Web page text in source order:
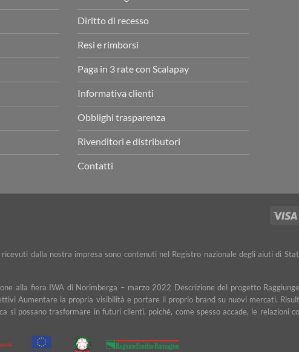
Diritto di recesso
Resi e rimborsi
Paga in 3 rate con Scalapay
Informativa clienti
Obblighi trasparenza
Rivenditori e distributori
Contatti
dalla nostra impresa sono contenuti nel Registro nazionale degli aiuti di
alla fiera IWA di Norimberga – marzo 2022 Descrizione del progetto
Aumentare la propria visibilità e portare il proprio brand su nuovi mercati.
possano trasformare in futuri clienti, poiché, come spesso accade, le relazioni